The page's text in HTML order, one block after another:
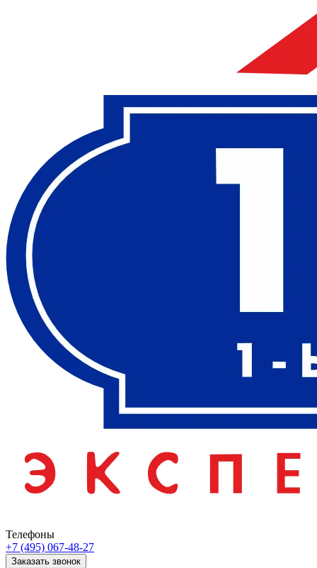
Телефоны
+7 (495) 067-48-27
Заказать звонок